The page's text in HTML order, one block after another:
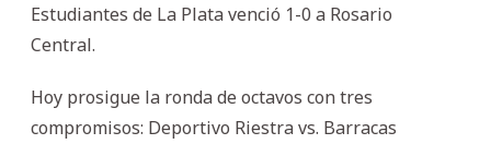
Estudiantes de La Plata venció 1-0 a Rosario
Central.
Hoy prosigue la ronda de octavos con tres
compromisos: Deportivo Riestra vs. Barracas